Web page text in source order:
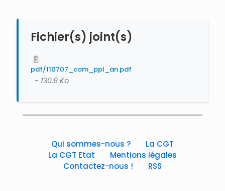
Fichier(s) joint(s)
📄
pdf/110707_com_ppl_an.pdf
- 130.9 Ko
Qui sommes-nous ?
La CGT
La CGT Etat
Mentions légales
Contactez-nous !
RSS